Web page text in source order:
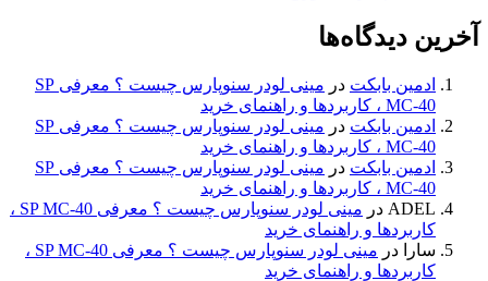
آخرین دیدگاه‌ها
ادمین بابکت در
مینی لودر سنوپارس چیست ؟ معرفی SP
MC-40 ، کاربردها و راهنمای خرید
ادمین بابکت در
مینی لودر سنوپارس چیست ؟ معرفی SP
MC-40 ، کاربردها و راهنمای خرید
ادمین بابکت در
مینی لودر سنوپارس چیست ؟ معرفی SP
MC-40 ، کاربردها و راهنمای خرید
ADEL در
مینی لودر سنوپارس چیست ؟ معرفی SP MC-40 ،
کاربردها و راهنمای خرید
سارا
در
مینی لودر سنوپارس چیست ؟ معرفی SP MC-40 ،
کاربردها و راهنمای خرید